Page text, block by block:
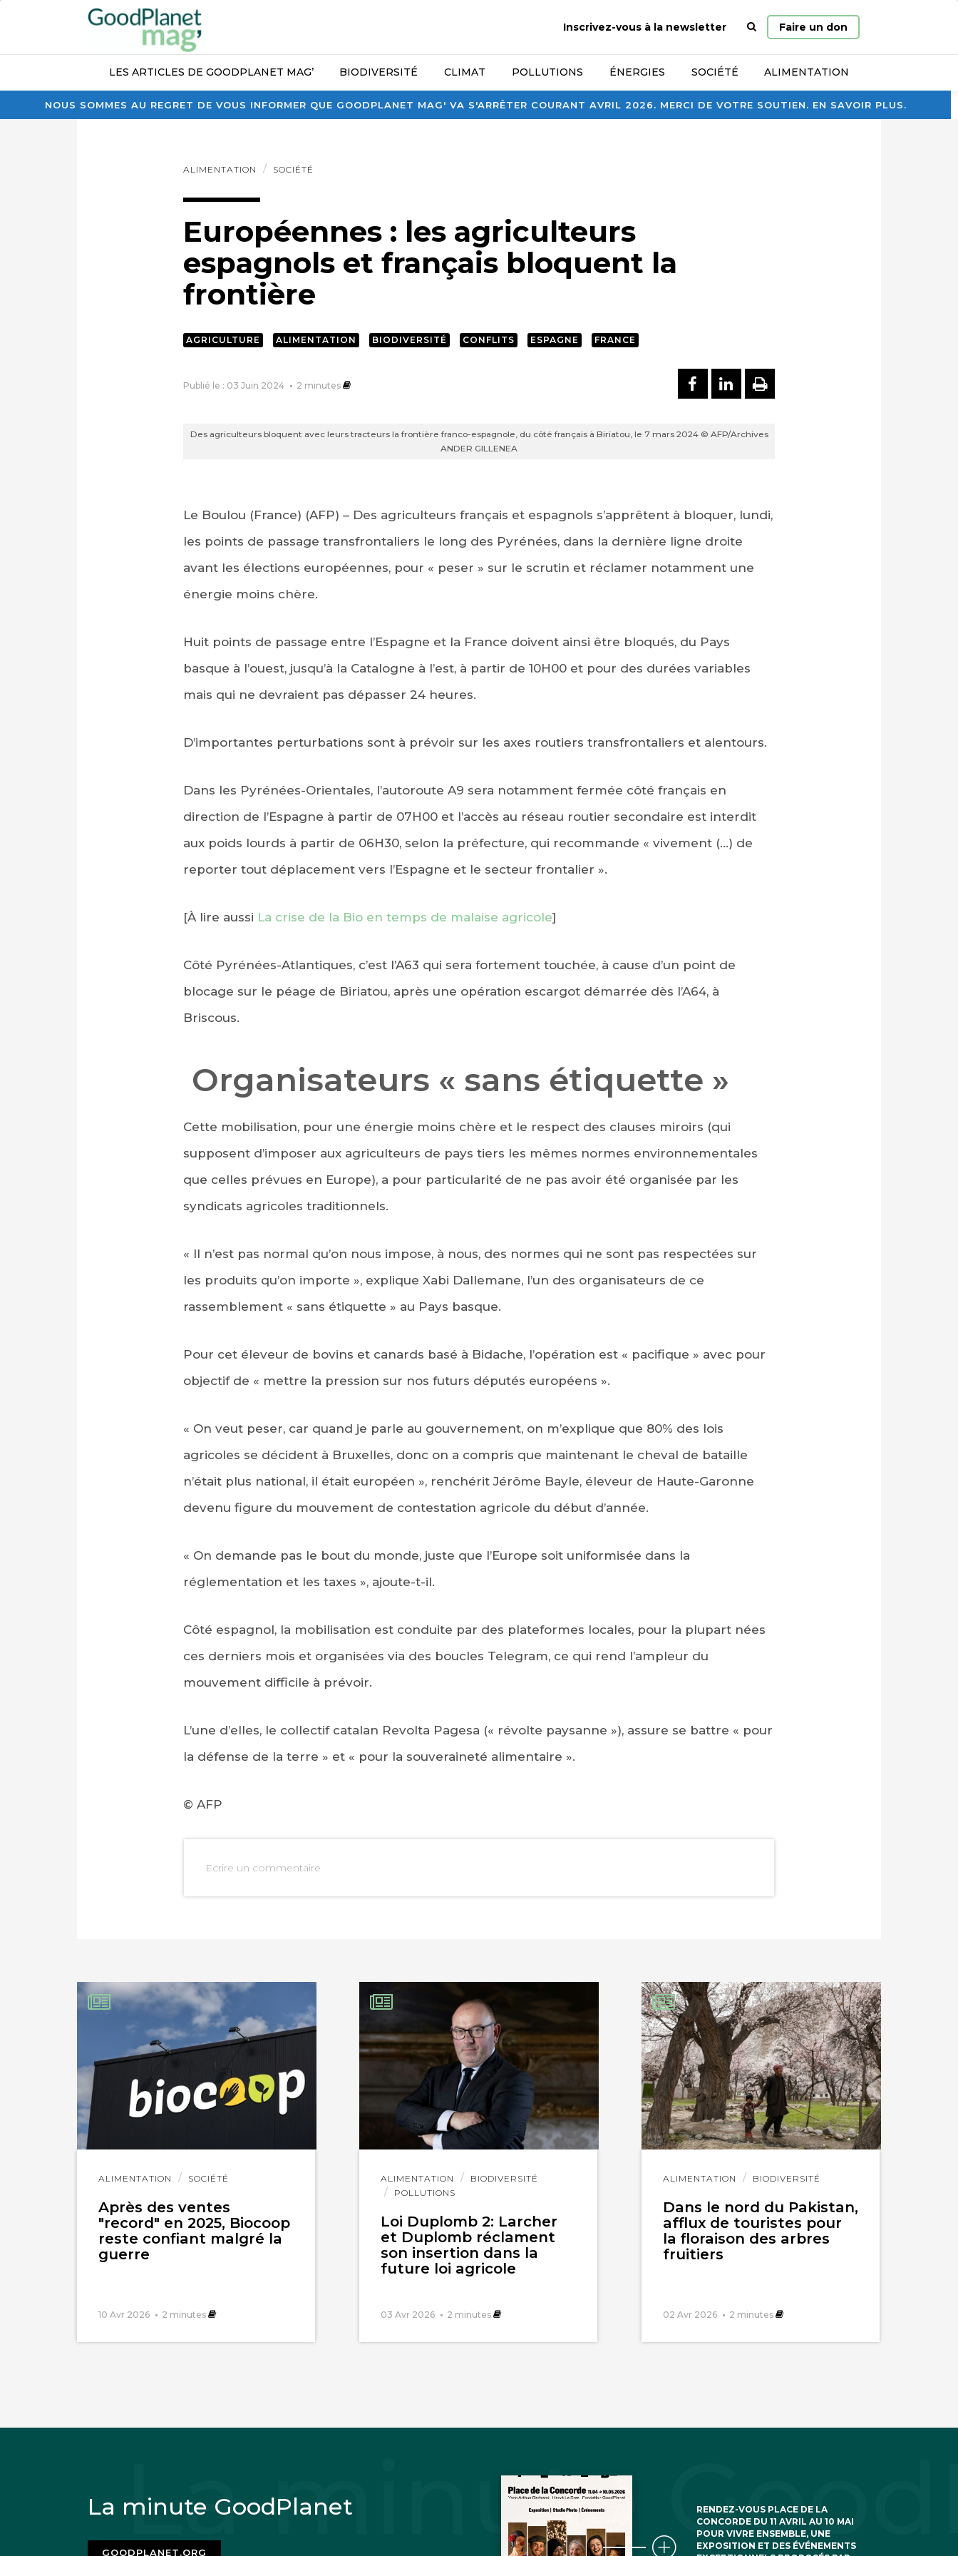
NOUS SOMMES AU REGRET DE VOUS INFORMER QUE GOODPLANET MAG' VA S'ARRÊTER COURANT AVRIL 2026. MERCI DE VOTRE SOUTIEN. EN SAVOIR PLUS.
Inscrivez-vous à la newsletter
Page
d’accueil
Faire un don
LES ARTICLES DE GOODPLANET MAG’ BIODIVERSITÉ CLIMAT POLLUTIONS ÉNERGIES SOCIÉTÉ ALIMENTATION
PARTAGER SUR FACEBOOK
PARTAGER SUR LINKEDIN
ALIMENTATION SOCIÉTÉ
Européennes : les agriculteurs
espagnols et français bloquent la
frontière
AGRICULTURE ALIMENTATION BIODIVERSITÉ CONFLITS ESPAGNE FRANCE
Publié le : 03 Juin 2024 2 minutes PARTAGER SUR FACEBOOK
PARTAGER SUR
IMPRIMER
Des agriculteurs bloquent avec leurs tracteurs la frontière franco-espagnole, du côté français à Biriatou, le 7 mars 2024 © AFP/Archives
ANDER GILLENEA
Le Boulou (France) (AFP) – Des agriculteurs français et espagnols s’apprêtent à bloquer, lundi,
les points de passage transfrontaliers le long des Pyrénées, dans la dernière ligne droite
avant les élections européennes, pour « peser » sur le scrutin et réclamer notamment une
énergie moins chère.
Huit points de passage entre l’Espagne et la France doivent ainsi être bloqués, du Pays
basque à l’ouest, jusqu’à la Catalogne à l’est, à partir de 10H00 et pour des durées variables
mais qui ne devraient pas dépasser 24 heures.
D’importantes perturbations sont à prévoir sur les axes routiers transfrontaliers et alentours.
Dans les Pyrénées-Orientales, l’autoroute A9 sera notamment fermée côté français en
direction de l’Espagne à partir de 07H00 et l’accès au réseau routier secondaire est interdit
aux poids lourds à partir de 06H30, selon la préfecture, qui recommande « vivement (…) de
reporter tout déplacement vers l’Espagne et le secteur frontalier ».
[À lire aussi La crise de la Bio en temps de malaise agricole]
Côté Pyrénées-Atlantiques, c’est l’A63 qui sera fortement touchée, à cause d’un point de
blocage sur le péage de Biriatou, après une opération escargot démarrée dès l’A64, à
Briscous.
Organisateurs « sans étiquette »
Cette mobilisation, pour une énergie moins chère et le respect des clauses miroirs (qui
supposent d’imposer aux agriculteurs de pays tiers les mêmes normes environnementales
que celles prévues en Europe), a pour particularité de ne pas avoir été organisée par les
syndicats agricoles traditionnels.
« Il n’est pas normal qu’on nous impose, à nous, des normes qui ne sont pas respectées sur
les produits qu’on importe », explique Xabi Dallemane, l’un des organisateurs de ce
rassemblement « sans étiquette » au Pays basque.
Pour cet éleveur de bovins et canards basé à Bidache, l’opération est « pacifique » avec pour
objectif de « mettre la pression sur nos futurs députés européens ».
« On veut peser, car quand je parle au gouvernement, on m’explique que 80% des lois
agricoles se décident à Bruxelles, donc on a compris que maintenant le cheval de bataille
n’était plus national, il était européen », renchérit Jérôme Bayle, éleveur de Haute-Garonne
devenu figure du mouvement de contestation agricole du début d’année.
« On demande pas le bout du monde, juste que l’Europe soit uniformisée dans la
réglementation et les taxes », ajoute-t-il.
Côté espagnol, la mobilisation est conduite par des plateformes locales, pour la plupart nées
ces derniers mois et organisées via des boucles Telegram, ce qui rend l’ampleur du
mouvement difficile à prévoir.
L’une d’elles, le collectif catalan Revolta Pagesa (« révolte paysanne »), assure se battre « pour
la défense de la terre » et « pour la souveraineté alimentaire ».
© AFP
Ecrire un commentaire
ALIMENTATION SOCIÉTÉ
Après des ventes
"record" en 2025, Biocoop
reste confiant malgré la
guerre
10 Avr 2026 2 minutes
Lire
ALIMENTATION
BIODIVERSITÉ
POLLUTIONS
Loi Duplomb 2: Larcher
et Duplomb réclament
son insertion dans la
future loi agricole
03 Avr 2026 2 minutes
Lire
l'article
ALIMENTATION BIODIVERSITÉ
Dans le nord du Pakistan,
afflux de touristes pour
la floraison des arbres
fruitiers
02 Avr 2026 2 minutes
Lire
La minute GoodPlanet
GOODPLANET.ORG
RENDEZ-VOUS PLACE DE LA
CONCORDE DU 11 AVRIL AU 10 MAI
POUR VIVRE ENSEMBLE, UNE
EXPOSITION ET DES ÉVÉNEMENTS